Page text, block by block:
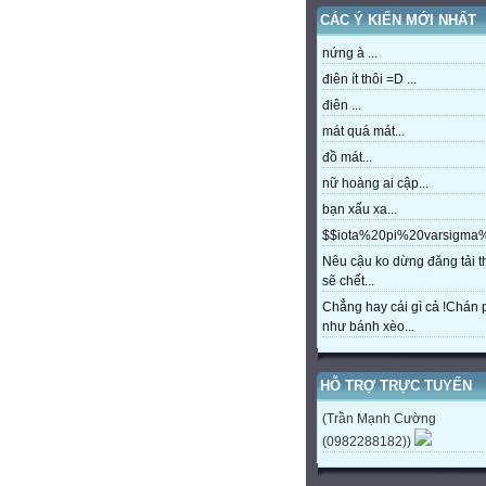
CÁC Ý KIẾN MỚI NHẤT
nứng à ...
điên ít thôi =D ...
điên ...
mát quá mát...
đồ mát...
nữ hoàng ai cập...
bạn xấu xa...
Nêu cậu ko dừng đăng tải
sẽ chết...
Chẳng hay cái gì cả !Chán
như bánh xèo...
HỖ TRỢ TRỰC TUYẾN
(Trần Mạnh Cường
(0982288182))